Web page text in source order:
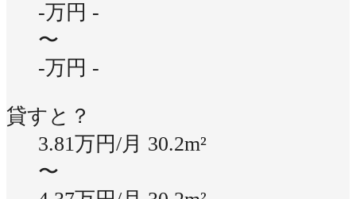
-万円 -
〜
-万円 -
貸すと？
3.81万円/月 30.2m²
〜